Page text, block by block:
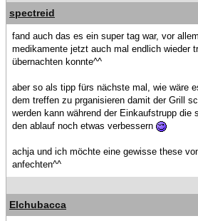
spectreid
fand auch das es ein super tag war, vor
medikamente jetzt auch mal endlich wieder
übernachten konnte^^
aber so als tipp fürs nächste mal, wie wäre
dem treffen zu prganisieren damit der Grill
werden kann während der Einkaufstrupp die
den ablauf noch etwas verbessern
achja und ich möchte eine gewisse these
anfechten^^
Elchubacca